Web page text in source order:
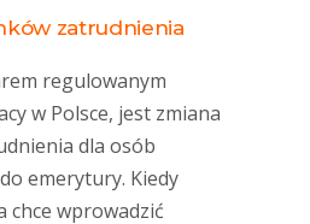
zatrudnienia
regulowanym
w Polsce, jest zmiana
dla osób
emerytury. Kiedy
chce wprowadzić